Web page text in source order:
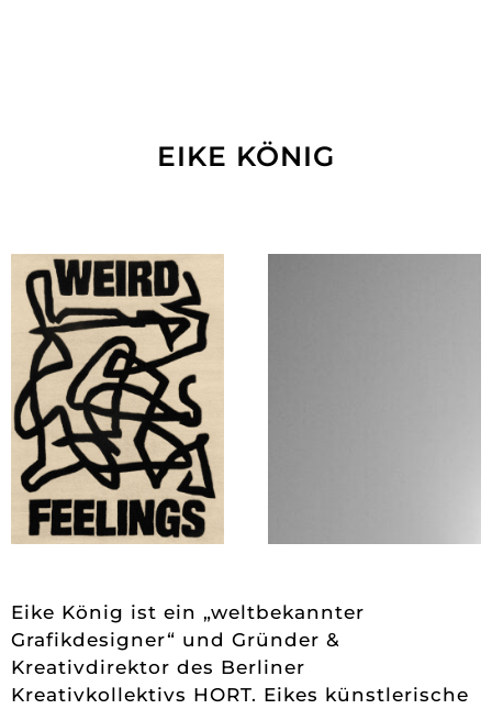
EIKE KÖNIG
Eike König ist ein „weltbekannter
Grafikdesigner“ und Gründer &
Kreativdirektor des Berliner
Kreativkollektivs HORT. Eikes künstlerische